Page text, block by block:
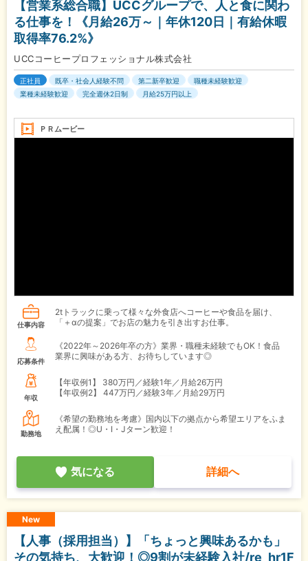
【営業系総合職】UCCグループで、人と食に関わ
る仕事を！《月給26万～｜年休120日｜有給休暇
取得率76.2%》
UCCコーヒープロフェッショナル株式会社
正社員 既卒・社会人経験不問 第二新卒歓迎
職種未経験歓迎
業種未経験歓迎
完全週休2日制 月給25万円以上
ＰＲムービー
仕事内容
2tトラックに乗って様々な外食店へコーヒーや食品を届け、
「＋αの提案」でお店の魅力を引き出すお仕事。
応募条件
《2022年～2026年卒の方》業界・職種未経験でもOK！食品
業界に興味がある方、お待ちしています◎
年収
【年収例1】
380万円／経験1年／月給26万円
【年収例2】
447万円／経験3年／月給29万円
勤務地
《希望の勤務地を考慮》国内以下の拠点から希望エリアをふま
え配属！◎U・I・Jターン歓迎！
気になる 詳細へ
New
【人事（採用担当）】「ちょっと興味あるかも」
その気持ち、大歓迎！◎9割が未経験入社/re_hr1F